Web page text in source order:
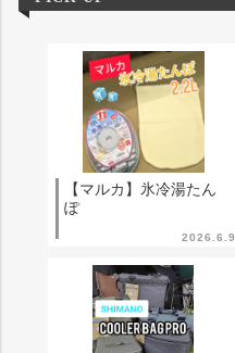
2026.6.9
【マルカ】氷冷湯たん
ぽ